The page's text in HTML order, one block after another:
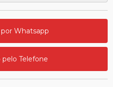
Whatsapp
Telefone